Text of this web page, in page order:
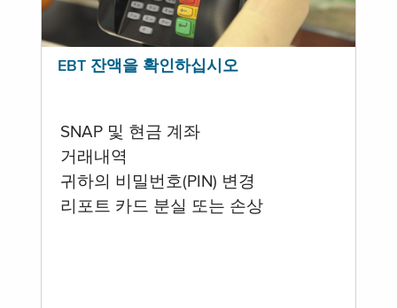
EBT 잔액을 확인하십시오
SNAP 및 현금 계좌
거래내역
귀하의 비밀번호(PIN) 변경
리포트 카드 분실 또는 손상